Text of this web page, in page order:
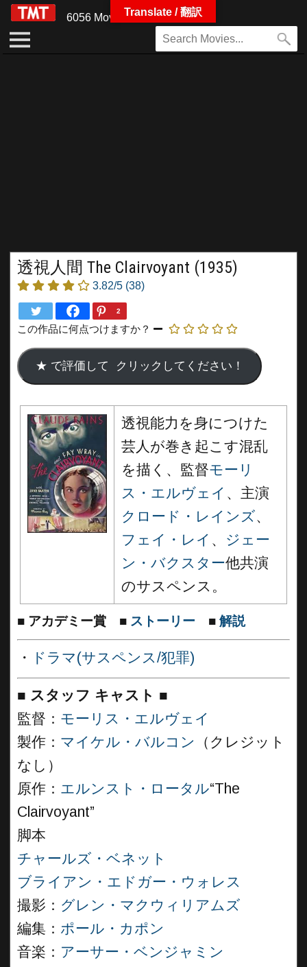
6056 Movies
透視人間 The Clairvoyant (1935)
3.82/5 (38)
2
この作品に何点つけますか？
透視能力を身につけた
芸人が巻き起こす混乱
を描く、監督モーリ
ス・エルヴェイ 、主演
クロード・レインズ、
フェイ・レイ 、 ジェー
ン・バクスター他共演
のサスペンス。
■ アカデミー賞 ■ ストーリー ■ 解説
・ ドラマ(サスペンス/犯罪)
■ スタッフ キャスト ■
監督： モーリス・エルヴェイ
製作： マイケル・バルコン
（クレジット
なし）
原作： エルンスト・ロータル“The
Clairvoyant”
脚本
チャールズ・ベネット
ブライアン・エドガー・ウォレス
撮影： グレン・マクウィリアムズ
編集： ポール・カポン
音楽： アーサー・ベンジャミン
Translate / 翻訳